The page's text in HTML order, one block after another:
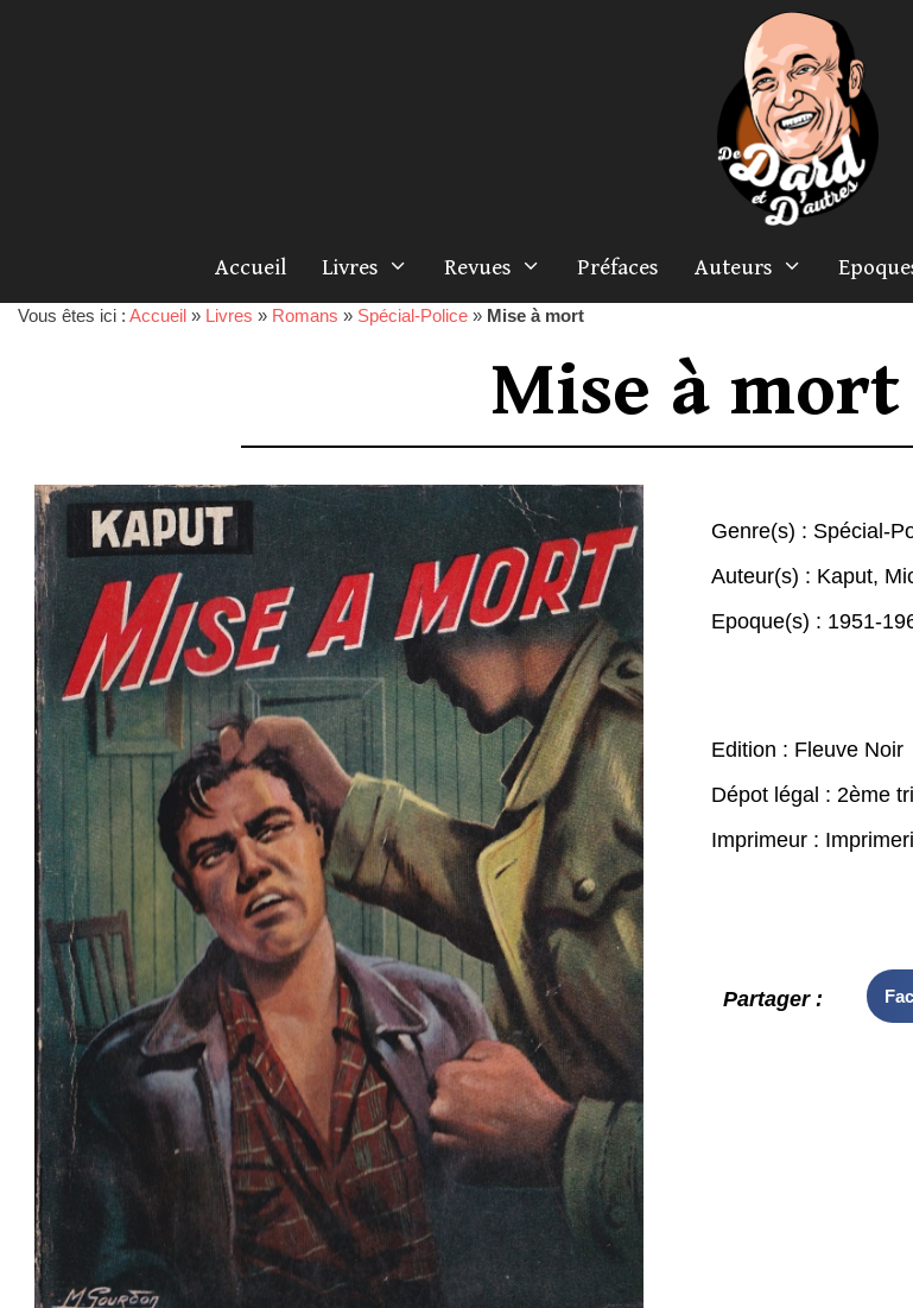
Accueil Livres Revues Préfaces Auteurs
Vous êtes ici : Accueil » Livres » Romans » Spécial-Police » Mise à mort
Mise à mort
Genre(s) : Spécial-
Auteur(s) : Kaput,
Epoque(s) : 1951-
Edition : Fleuve Noir
Dépot légal : 2ème
Imprimeur :
Partager :